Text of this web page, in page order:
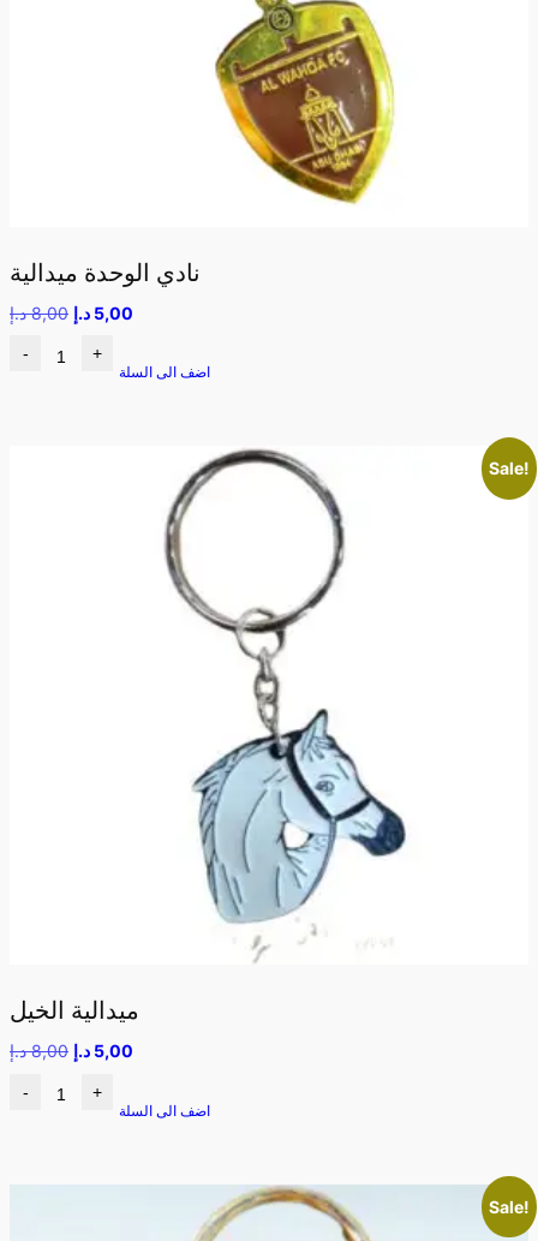
نادي الوحدة ميدالية
8,00 د.إ 5,00 د.إ
- +
اضف الى السلة
Sale!
ميدالية الخيل
8,00 د.إ 5,00 د.إ
- +
اضف الى السلة
Sale!